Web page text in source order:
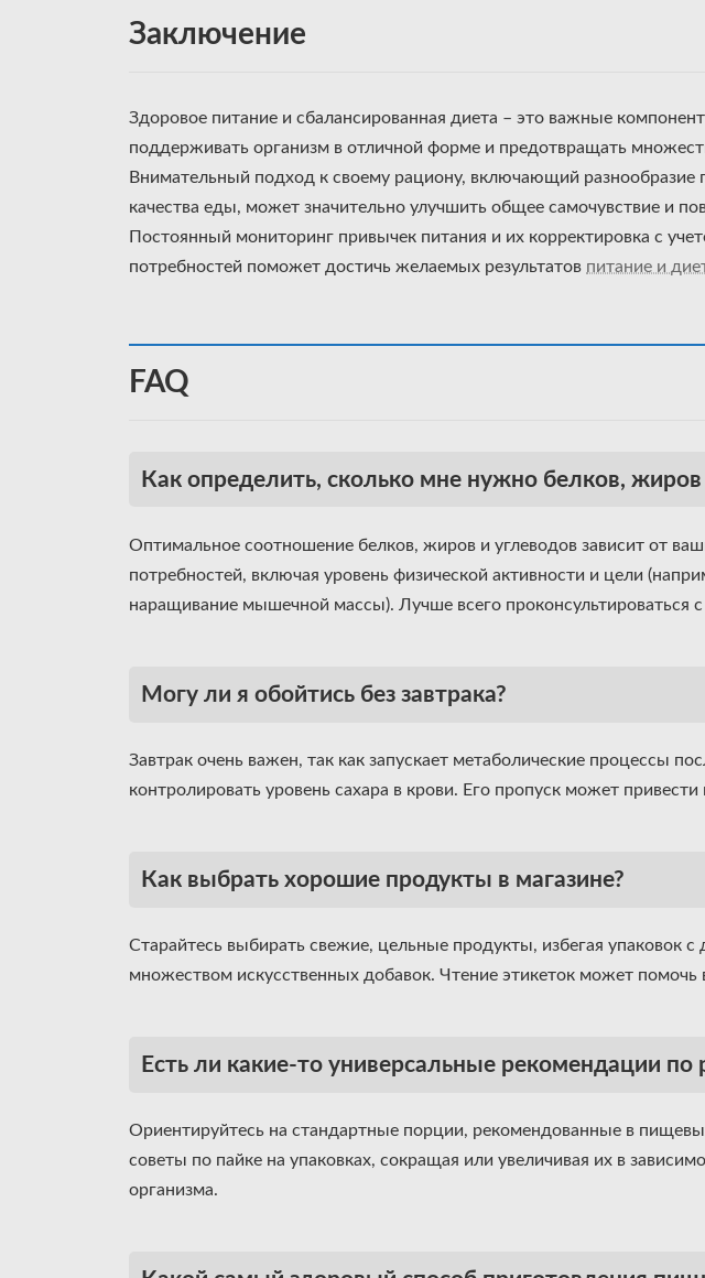
Заключение
Здоровое питание и сбалансированная диета – это важные
поддерживать организм в отличной форме и предотвращать
Внимательный подход к своему рациону, включающий разнообразие
качества еды, может значительно улучшить общее самочувствие и
Постоянный мониторинг привычек питания и их корректировка с
потребностей поможет достичь желаемых результатов питание и
FAQ
Как определить, сколько мне нужно белков, жиров
Оптимальное соотношение белков, жиров и углеводов зависит от
потребностей, включая уровень физической активности и цели
наращивание мышечной массы). Лучше всего проконсультироваться
Могу ли я обойтись без завтрака?
Завтрак очень важен, так как запускает метаболические процессы
контролировать уровень сахара в крови. Его пропуск может
Как выбрать хорошие продукты в магазине?
Старайтесь выбирать свежие, цельные продукты, избегая упаковок с
множеством искусственных добавок. Чтение этикеток может помочь
Есть ли какие-то универсальные рекомендации по
Ориентируйтесь на стандартные порции, рекомендованные в
советы по пайке на упаковках, сокращая или увеличивая их в
организма.